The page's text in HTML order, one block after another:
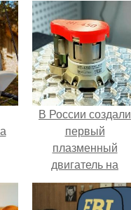
В России создали
первый
плазменный
двигатель на
криптоне.